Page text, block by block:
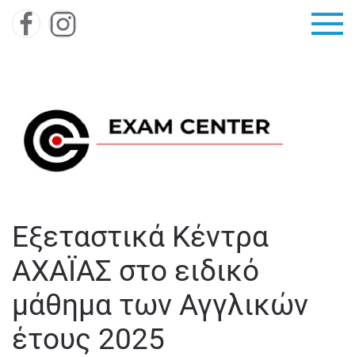
Skip to main content
Εξεταστικά Κέντρα
ΑΧΑΪΑΣ στο ειδικό
μάθημα των Αγγλικών
έτους 2025